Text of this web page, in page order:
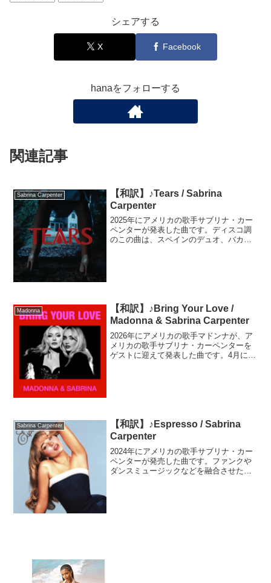
シェアする
X Facebook
hanaをフォローする
関連記事
Sabrina Carpenter
【和訳】♪Tears / Sabrina
Carpenter
2025年にアメリカの歌手サブリナ・カー
ペンターが発表した曲です。ディスコ調
のこの曲は、スペインのデュオ、バカラ
Madonna
【和訳】♪Bring Your Love /
Madonna & Sabrina Carpenter
2026年にアメリカの歌手マドンナが、ア
メリカの歌手サブリナ・カーペンターを
ゲストに迎えて発表した曲です。4月に開
Sabrina Carpenter
【和訳】♪Espresso / Sabrina
Carpenter
2024年にアメリカの歌手サブリナ・カー
ペンターが発売した曲です。ファンクや
ダンスミュージックなどを融合させた曲